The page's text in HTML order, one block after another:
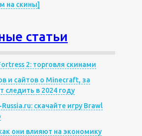
на скины]
статьи
2: торговля скинами
и сайтов о Minecraft, за
следить в 2024 году
скачайте игру Brawl
они влияют на экономику